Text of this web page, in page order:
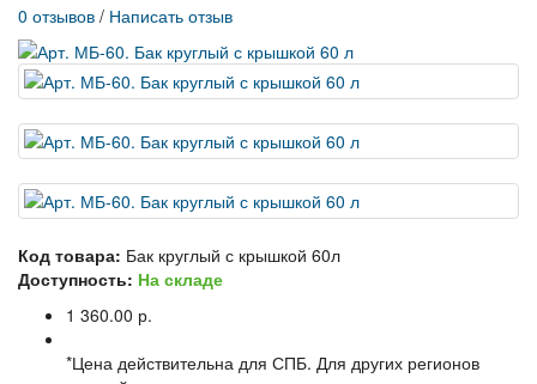
0 отзывов / Написать отзыв
Код товара: Бак круглый с крышкой 60л
Доступность: На складе
1 360.00 р.
*Цена действительна для СПБ. Для других регионов